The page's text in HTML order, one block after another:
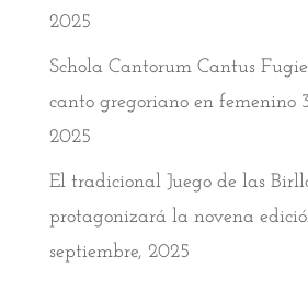
2025
Schola Cantorum Cantus
canto gregoriano en femenino
2025
El tradicional Juego de las
protagonizará la novena
septiembre, 2025